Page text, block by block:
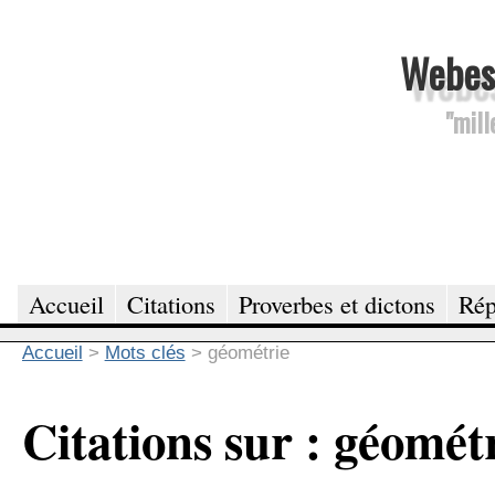
Accueil Citations Proverbes et dictons
Accueil > Mots clés > géométrie
Citations sur :